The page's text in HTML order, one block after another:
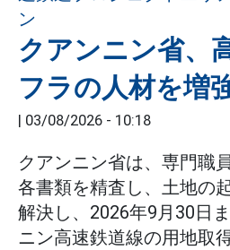
クアンニン省、
フラの人材を増
| 03/08/2026 - 10:18
クアンニン省は、専門職
各書類を精査し、土地の
解決し、2026年9月30日
ニン高速鉄道線の用地取